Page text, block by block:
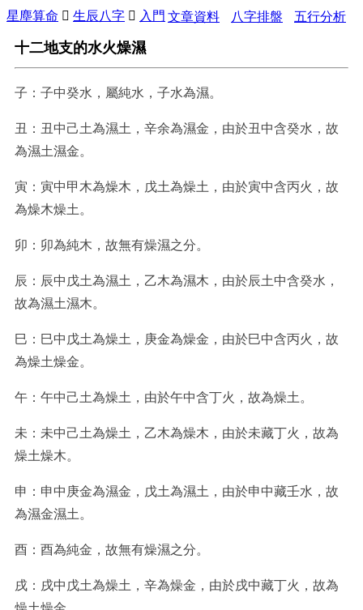
星塵算命  生辰八字  入門 文章資料 八字排盤 五行分析
十二地支的水火燥濕
子：子中癸水，屬純水，子水為濕。
丑：丑中己土為濕土，辛余為濕金，由於丑中含癸水，故
為濕土濕金。
寅：寅中甲木為燥木，戊土為燥土，由於寅中含丙火，故
為燥木燥土。
卯：卯為純木，故無有燥濕之分。
辰：辰中戊土為濕土，乙木為濕木，由於辰土中含癸水，
故為濕土濕木。
巳：巳中戊土為燥土，庚金為燥金，由於巳中含丙火，故
為燥土燥金。
午：午中己土為燥土，由於午中含丁火，故為燥土。
未：未中己土為燥土，乙木為燥木，由於未藏丁火，故為
燥土燥木。
申：申中庚金為濕金，戊土為濕土，由於申中藏壬水，故
為濕金濕土。
酉：酉為純金，故無有燥濕之分。
戌：戌中戊土為燥土，辛為燥金，由於戌中藏丁火，故為